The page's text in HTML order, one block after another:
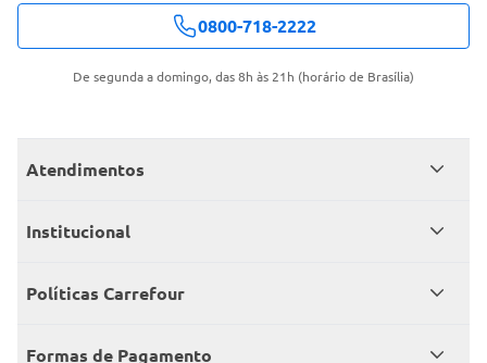
0800-718-2222
De segunda a domingo, das 8h às 21h (horário de Brasília)
Atendimentos
Meus pedidos
Consumidor.gov
Institucional
Grupo Carrefour Brasil
Políticas Carrefour
Políticas de entregas
Formas de Pagamento